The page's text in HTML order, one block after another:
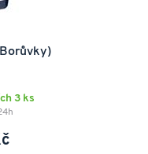
3 ks